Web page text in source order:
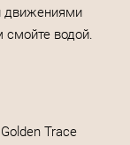
движениями
смойте водой.
Trace